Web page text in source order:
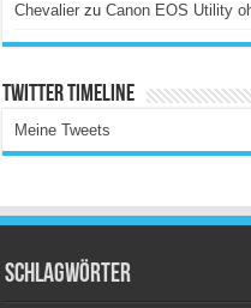
Chevalier zuCanon EOS Utility
Twitter Timeline
Meine Tweets
Schlagwörter